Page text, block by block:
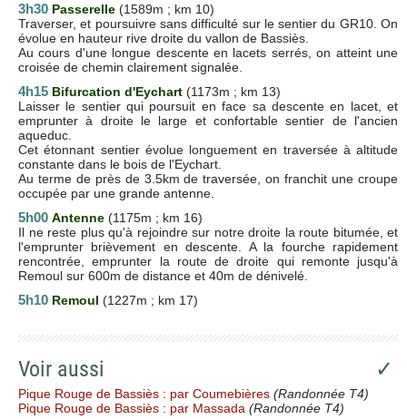
3h30 Passerelle (1589m ; km 10)
Traverser, et poursuivre sans difficulté sur le sentier du GR10. On
évolue en hauteur rive droite du vallon de Bassiès.
Au cours d'une longue descente en lacets serrés, on atteint une
croisée de chemin clairement signalée.
4h15 Bifurcation d'Eychart (1173m ; km 13)
Laisser le sentier qui poursuit en face sa descente en lacet, et
emprunter à droite le large et confortable sentier de l'ancien
aqueduc.
Cet étonnant sentier évolue longuement en traversée à altitude
constante dans le bois de l'Eychart.
Au terme de près de 3.5km de traversée, on franchit une croupe
occupée par une grande antenne.
5h00 Antenne (1175m ; km 16)
Il ne reste plus qu'à rejoindre sur notre droite la route bitumée, et
l'emprunter brièvement en descente. A la fourche rapidement
rencontrée, emprunter la route de droite qui remonte jusqu'à
Remoul sur 600m de distance et 40m de dénivelé.
5h10 Remoul (1227m ; km 17)
Voir aussi ✓
Pique Rouge de Bassiès : par Coumebières (Randonnée T4)
Pique Rouge de Bassiès : par Massada (Randonnée T4)